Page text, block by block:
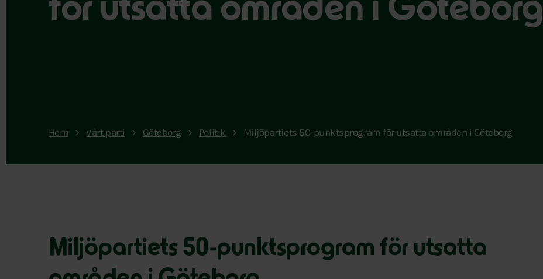
för utsatta områden i Göteborg
Hem Vårt parti Göteborg Politik Miljöpartiets 50-punktsprogram för utsatta områden i Göteborg
Miljöpartiets 50-punktsprogram för utsatta